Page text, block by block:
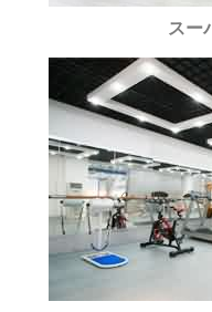
スー